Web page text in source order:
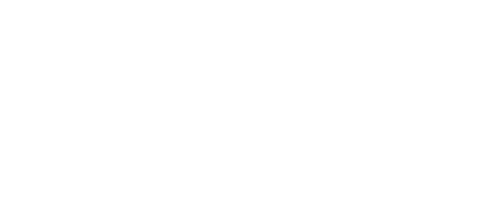
mais ça ne change rien au
les deux formulaires dans la
deux 95%